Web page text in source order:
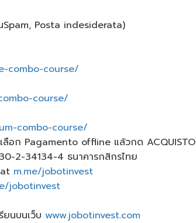
Posta indesiderata)
combo-course/
course/
combo-course/
อก Pagamento offline แล้วกด ACQUISTO
2-34134-4 ธนาคารกสิกรไทย
m.me/jobotinvest
jobotinvest
ยนบนเว็บ www.jobotinvest.com